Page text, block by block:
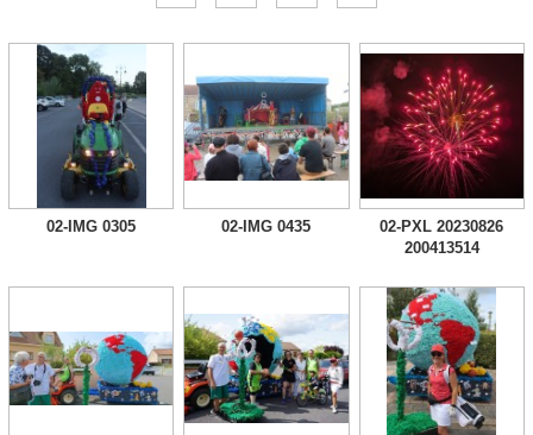
02-IMG 0305 02-IMG 0435
02-PXL 20230826
200413514